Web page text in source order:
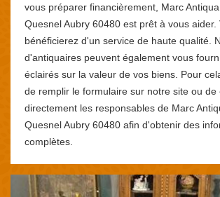
vous préparer financièrement, Marc
Quesnel Aubry 60480 est prêt à vous aider.
bénéficierez d'un service de haute qualité.
d'antiquaires peuvent également vous
éclairés sur la valeur de vos biens. Pour
de remplir le formulaire sur notre site ou de
directement les responsables de Marc
Quesnel Aubry 60480 afin d'obtenir des
complètes.